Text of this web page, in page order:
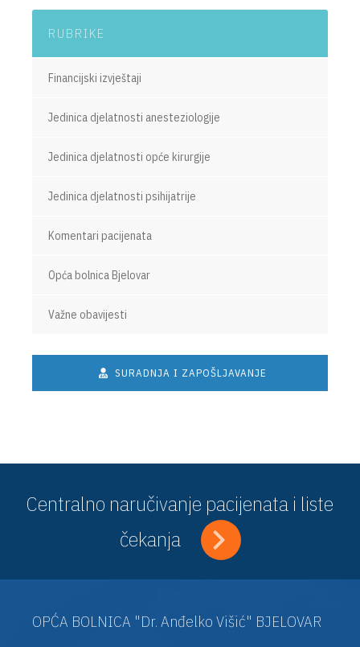
RUBRIKE
Financijski izvještaji
Jedinica djelatnosti anesteziologije
Jedinica djelatnosti opće kirurgije
Jedinica djelatnosti psihijatrije
Komentari pacijenata
Opća bolnica Bjelovar
Važne obavijesti
SURADNJA I ZAPOŠLJAVANJE
Centralno naručivanje pacijenata i liste
čekanja
OPĆA BOLNICA "Dr. Anđelko Višić" BJELOVAR